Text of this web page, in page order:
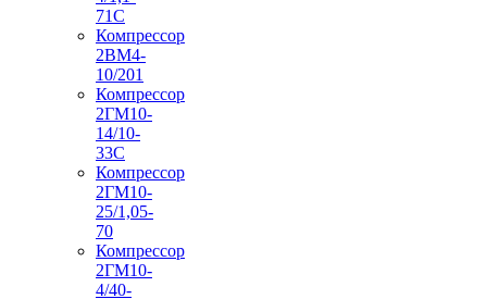
71С
Компрессор
2ВМ4-
10/201
Компрессор
2ГМ10-
14/10-
33С
Компрессор
2ГМ10-
25/1,05-
70
Компрессор
2ГМ10-
4/40-